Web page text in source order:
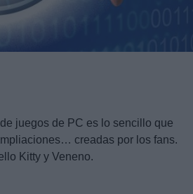
juegos de PC es lo sencillo que
creadas por los fans.
Kitty y Veneno.